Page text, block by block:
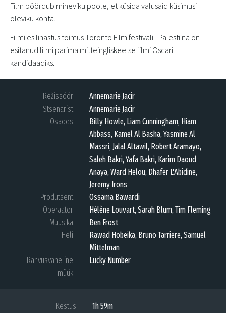
Film pöördub mineviku poole, et küsida valusaid küsimusi
oleviku kohta.
Filmi esilinastus toimus Toronto Filmifestivalil. Palestiina on
esitanud filmi parima mitteingliskeelse filmi Oscari
kandidaadiks.
Režissöör
Annemarie Jacir
Stsenarist
Annemarie Jacir
Osades
Billy Howle, Liam Cunningham, Hiam
Abbass, Kamel Al Basha, Yasmine Al
Massri, Jalal Altawil, Robert Aramayo,
Saleh Bakri, Yafa Bakri, Karim Daoud
Anaya, Ward Helou, Dhafer L'Abidine,
Jeremy Irons
Produtsent
Ossama Bawardi
Operaator
Hélène Louvart, Sarah Blum, Tim Fleming
Muusika
Ben Frost
Heli
Rawad Hobeika, Bruno Tarriere, Samuel
Mittelman
Rahvusvaheline
müük
Lucky Number
Kestus
1h 59m